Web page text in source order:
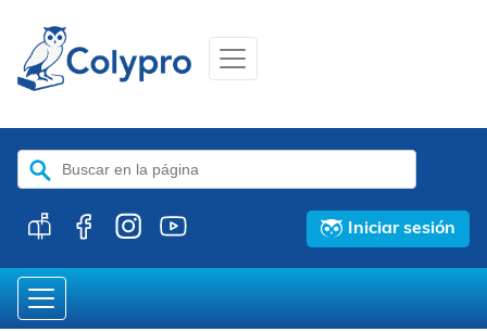
Buscar:
Iniciar sesión